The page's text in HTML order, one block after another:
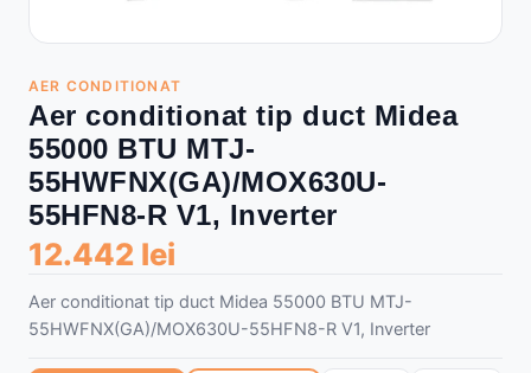
AER CONDITIONAT
Aer conditionat tip duct Midea
55000 BTU MTJ-
55HWFNX(GA)/MOX630U-
55HFN8-R V1, Inverter
12.442 lei
Aer conditionat tip duct Midea 55000 BTU MTJ-
55HWFNX(GA)/MOX630U-55HFN8-R V1, Inverter